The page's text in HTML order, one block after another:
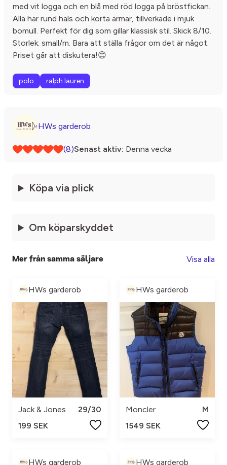
med vit logga och en blå med röd logga på bröstfickan.
Alla har rund hals och korta ärmar, tillverkade i mjuk
bomull. Perfekt för dig som gillar klassisk stil. Skick 8/10.
Storlek: small/m. Bara att ställa frågor om det är något.
Priset går att diskutera!😊
polo ralph lauren
HWs garderob
(8)Senast aktiv: Denna vecka
Köpa via plick
Om köparskyddet
Mer från samma säljare Visa alla
HWs garderob
Jack & Jones
29/30
199 SEK
HWs garderob
Moncler
M
1549 SEK
HWs garderob HWs garderob